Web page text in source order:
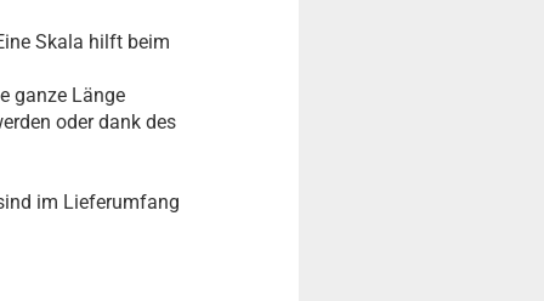
Skala hilft beim
ganze Länge
oder dank des
im Lieferumfang